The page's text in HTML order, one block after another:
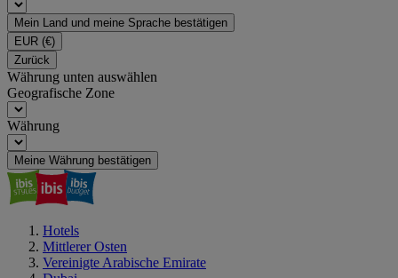
Mein Land und meine Sprache bestätigen
EUR (€)
Zurück
Währung unten auswählen
Geografische Zone
Währung
Meine Währung bestätigen
Hotels
Mittlerer Osten
Vereinigte Arabische Emirate